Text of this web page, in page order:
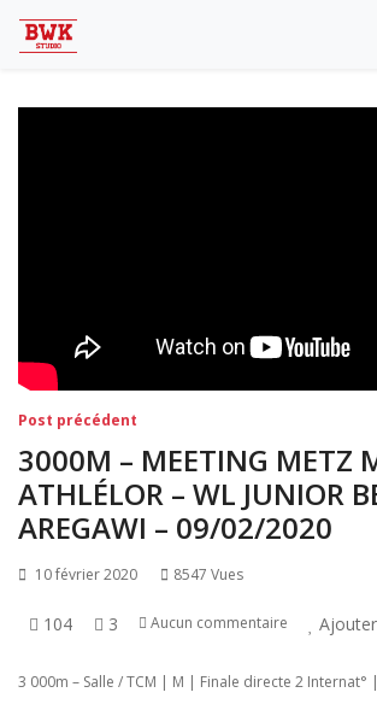
Eaubonne 2019
Navigation
de
l’article
Post précédent
3000M – MEETING METZ
ATHLÉLOR – WL JUNIOR
AREGAWI – 09/02/2020
10 février 2020 8547 Vues
104 3 Aucun commentaire
3 000m – Salle / TCM | M | Finale directe 2 Internat°